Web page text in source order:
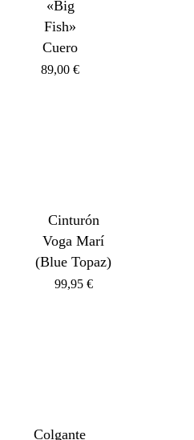
«Big
Fish»
Cuero
89,00€
Cinturón
Voga Marí
(Blue Topaz)
99,95 €
Colgante